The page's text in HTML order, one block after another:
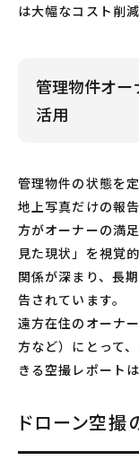
は大幅なコスト削
管理物件オー
活用
管理物件の状態を
地上写真だけの報
方がオーナーの満
見た現状」を視覚
関係が深まり、長
告されています。
遠方在住のオーナ
方など）にとって
きる空撮レポート
ドローン空